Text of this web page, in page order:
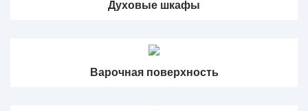
Духовые шкафы
Варочная поверхность